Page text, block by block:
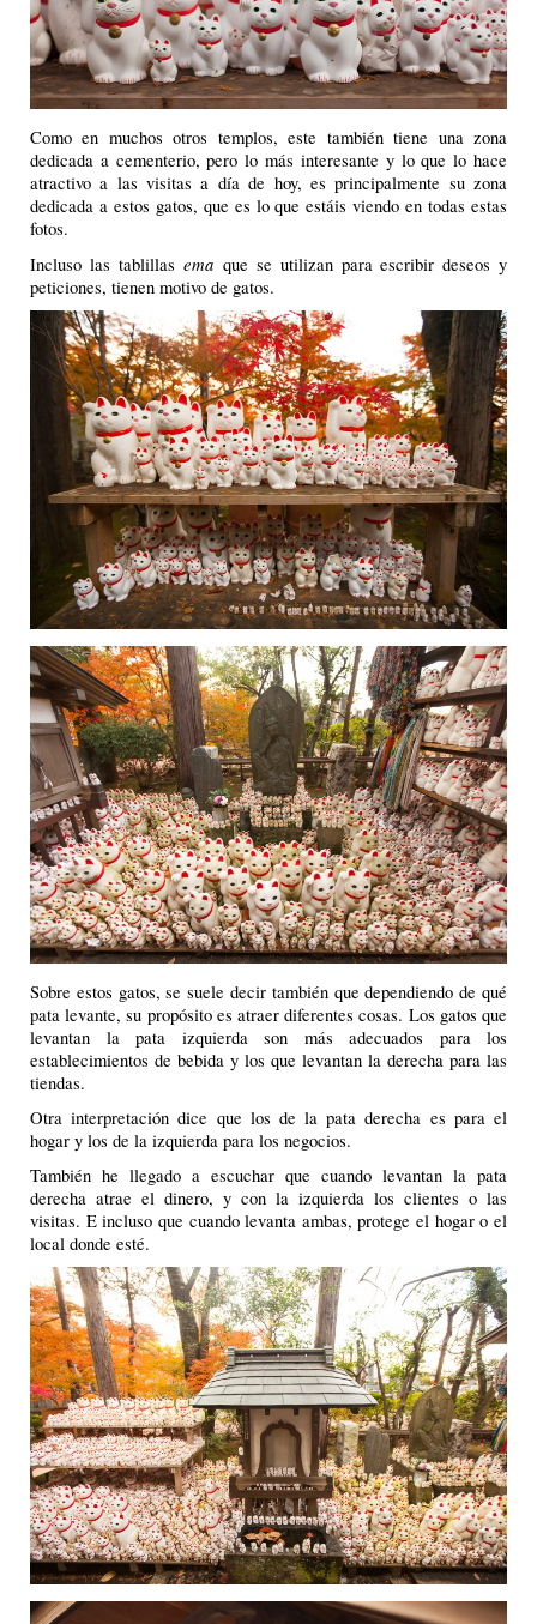
Como en muchos otros templos, este también tiene una zona
dedicada a cementerio, pero lo más interesante y lo que lo hace
atractivo a las visitas a día de hoy, es principalmente su zona
dedicada a estos gatos, que es lo que estáis viendo en todas estas
fotos.
Incluso las tablillasema que se utilizan para escribir deseos y
peticiones, tienen motivo de gatos.
Sobre estos gatos, se suele decir también que dependiendo de qué
pata levante, su propósito es atraer diferentes cosas. Los gatos que
levantan la pata izquierda son más adecuados para los
establecimientos de bebida y los que levantan la derecha para las
tiendas.
Otra interpretación dice que los de la pata derecha es para el
hogar y los de la izquierda para los negocios.
También he llegado a escuchar que cuando levantan la pata
derecha atrae el dinero, y con la izquierda los clientes o las
visitas. E incluso que cuando levanta ambas, protege el hogar o el
local donde esté.